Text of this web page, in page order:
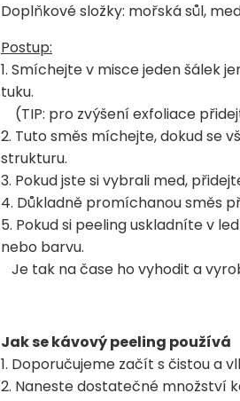
Doplňkové složky: mořská sůl,
Postup:
1. Smíchejte v misce jeden šálek
tuku.
(TIP: pro zvýšení exfoliace
2. Tuto směs míchejte, dokud se
strukturu.
3. Pokud jste si vybrali med,
4. Důkladně promíchanou směs
5. Pokud si peeling uskladníte v
nebo barvu.
Je tak na čase ho vyhodit a
Jak se kávový peeling používá
1. Doporučujeme začít s čistou a
2. Naneste dostatečné množství